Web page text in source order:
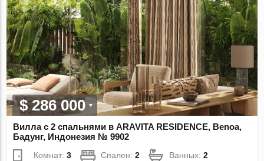
$ 286 000
Вилла с 2 спальнями в ARAVITA RESIDENCE, Benoa,
Бадунг, Индонезия № 9902
Комнат:3 Спален:2 Ванных:2